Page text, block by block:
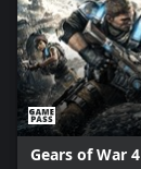
Gears of War 4